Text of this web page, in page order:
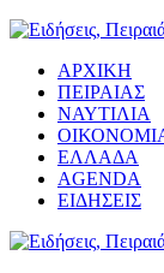
ΑΡΧΙΚΗ
ΠΕΙΡΑΙΑΣ
ΝΑΥΤΙΛΙΑ
ΕΛΛΑΔΑ
AGENDA
ΕΙΔΗΣΕΙΣ